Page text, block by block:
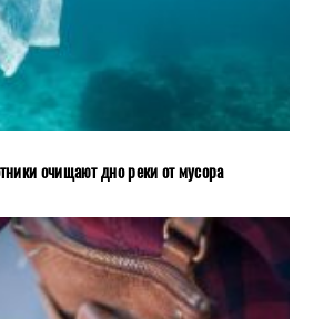
очищают дно реки от мусора